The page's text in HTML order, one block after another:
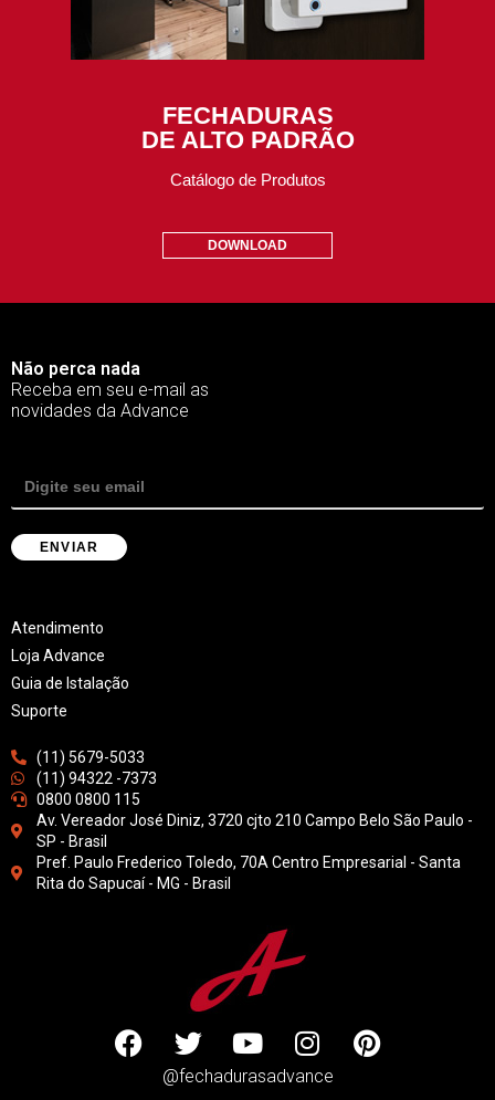
FECHADURAS
DE ALTO PADRÃO
Catálogo de Produtos
DOWNLOAD
Não perca nada
Receba em seu e-mail as
novidades da Advance
Atendimento
Loja Advance
Guia de Istalação
Suporte
(11) 5679-5033
(11) 94322 -7373
0800 0800 115
Av. Vereador José Diniz, 3720 cjto 210 Campo Belo São Paulo -
SP - Brasil
Pref. Paulo Frederico Toledo, 70A Centro Empresarial - Santa
Rita do Sapucaí - MG - Brasil
@fechadurasadvance